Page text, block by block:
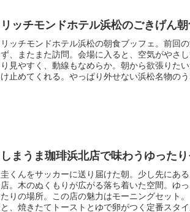
リッチモンドホテル浜松のごきげん
リッチモンドホテル浜松の朝食ブッフェ。前回
ず、またまた訪問。会場に入ると、空気がやさ
り見やすく、動線もなめらか。朝から欲張りた
け止めてくれる。やっぱり外せない浜松名物のう
しまうま珈琲浜北店で味わうゆった
圭くんをサッカーに送り届けた朝。少し先にあ
店。木のぬくもりが広がる落ち着いた空間。ゆ
たりの場所。この店の魅力はモーニングセット
と、焼きたてトーストとゆで卵がつく定番スタイ